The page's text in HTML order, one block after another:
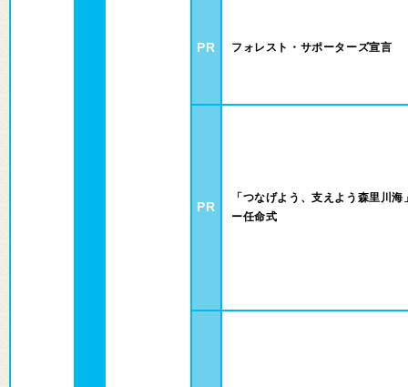
PR フォレスト・サポーターズ宣言
PR
「つなげよう、支えよう森里川
ー任命式